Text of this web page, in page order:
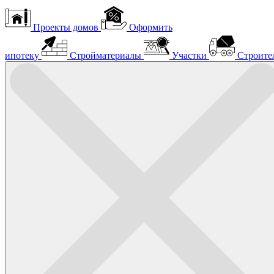
Проекты домов Оформить
ипотеку Стройматериалы Участки